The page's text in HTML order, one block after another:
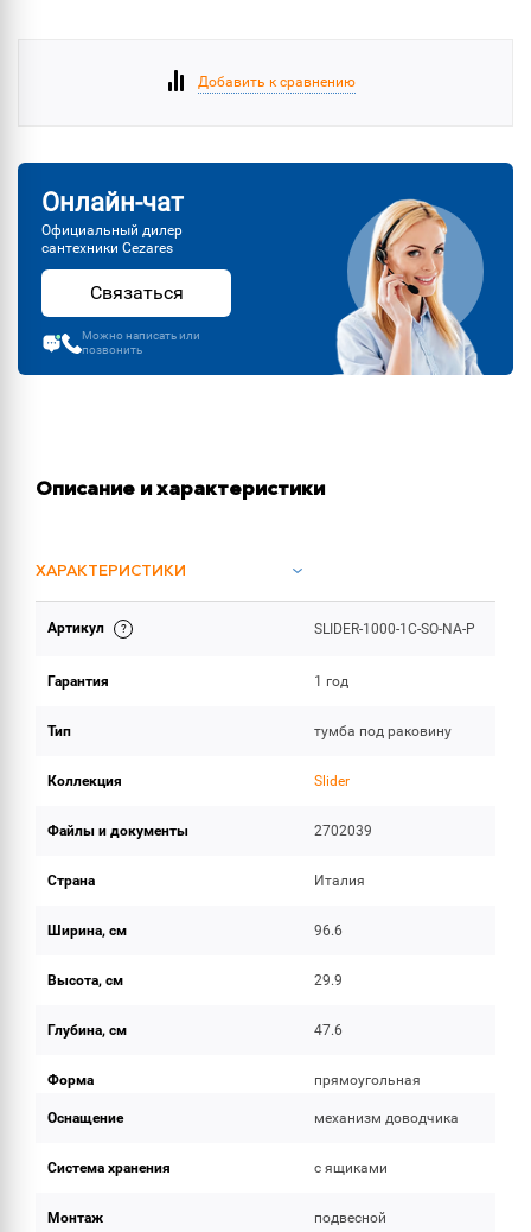
Добавить к сравнению
Онлайн-чат
Официальный дилер
сантехники Cezares
Связаться
Можно написать или
позвонить
Описание и характеристики
ХАРАКТЕРИСТИКИ
ИНСТРУКЦИИ И ДОКУМЕНТАЦИЯ
Артикул SLIDER-1000-1C-SO-NA-P
Гарантия 1 год
Тип тумба под раковину
Коллекция Slider
Файлы и документы 2702039
Страна Италия
Ширина, см 96.6
Высота, см 29.9
Глубина, см 47.6
Форма прямоугольная
Оснащение механизм доводчика
Система хранения с ящиками
Монтаж подвесной